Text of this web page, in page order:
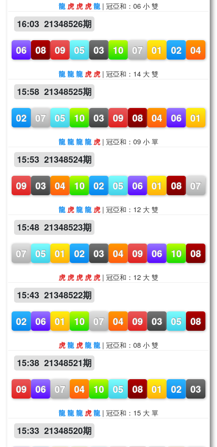
龍 虎 虎 虎 龍 | 冠亞和：06 小 雙
16:03 21348526期
06 08 09 05 03 10 07 01 02 04
龍 龍 龍 虎 虎 | 冠亞和：14 大 雙
15:58 21348525期
02 07 05 10 03 09 08 04 06 01
龍 龍 龍 龍 虎 | 冠亞和：09 小 單
15:53 21348524期
09 03 04 10 02 05 06 01 08 07
龍 虎 龍 龍 虎 | 冠亞和：12 大 雙
15:48 21348523期
07 05 01 02 03 04 09 06 10 08
虎 虎 虎 虎 虎 | 冠亞和：12 大 雙
15:43 21348522期
02 06 01 10 07 04 09 03 05 08
虎 龍 虎 龍 龍 | 冠亞和：08 小 雙
15:38 21348521期
09 06 07 04 10 05 08 01 02 03
龍 龍 龍 虎 龍 | 冠亞和：15 大 單
15:33 21348520期